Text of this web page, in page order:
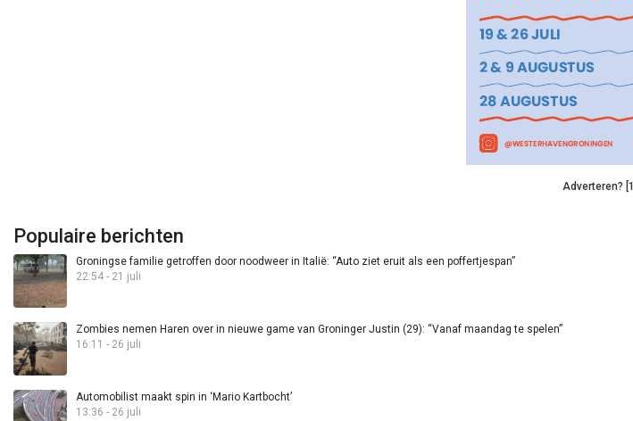
Adverteren? [1]
Populaire berichten
Groningse familie getroffen door noodweer in Italië: “Auto ziet eruit als een poffertjespan”
22:54 - 21 juli
Zombies nemen Haren over in nieuwe game van Groninger Justin (29): “Vanaf maandag te spelen”
16:11 - 26 juli
Automobilist maakt spin in ‘Mario Kartbocht’
13:36 - 26 juli